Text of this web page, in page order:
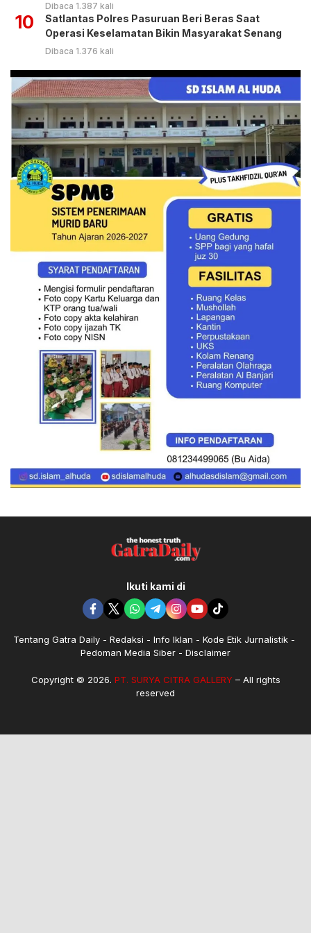
Dibaca 1.387 kali
10
Satlantas Polres Pasuruan Beri Beras Saat
Operasi Keselamatan Bikin Masyarakat Senang
Dibaca 1.376 kali
Ikuti kami di
Tentang Gatra Daily Redaksi Info Iklan
Kode Etik Jurnalistik
Pedoman Media Siber
Disclaimer
Copyright © 2026. PT. SURYA CITRA GALLERY– All rights
reserved